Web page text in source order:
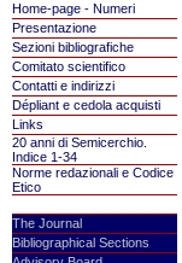
Home-page - Numeri
Presentazione
Sezioni bibliografiche
Comitato scientifico
Contatti e indirizzi
Dépliant e cedola acquisti
Links
20 anni di Semicerchio.
Indice 1-34
Norme redazionali e Codice
Etico
The Journal
Bibliographical Sections